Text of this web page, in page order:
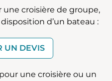
croisière de groupe,
d’un bateau :
UN DEVIS
une croisière ou un